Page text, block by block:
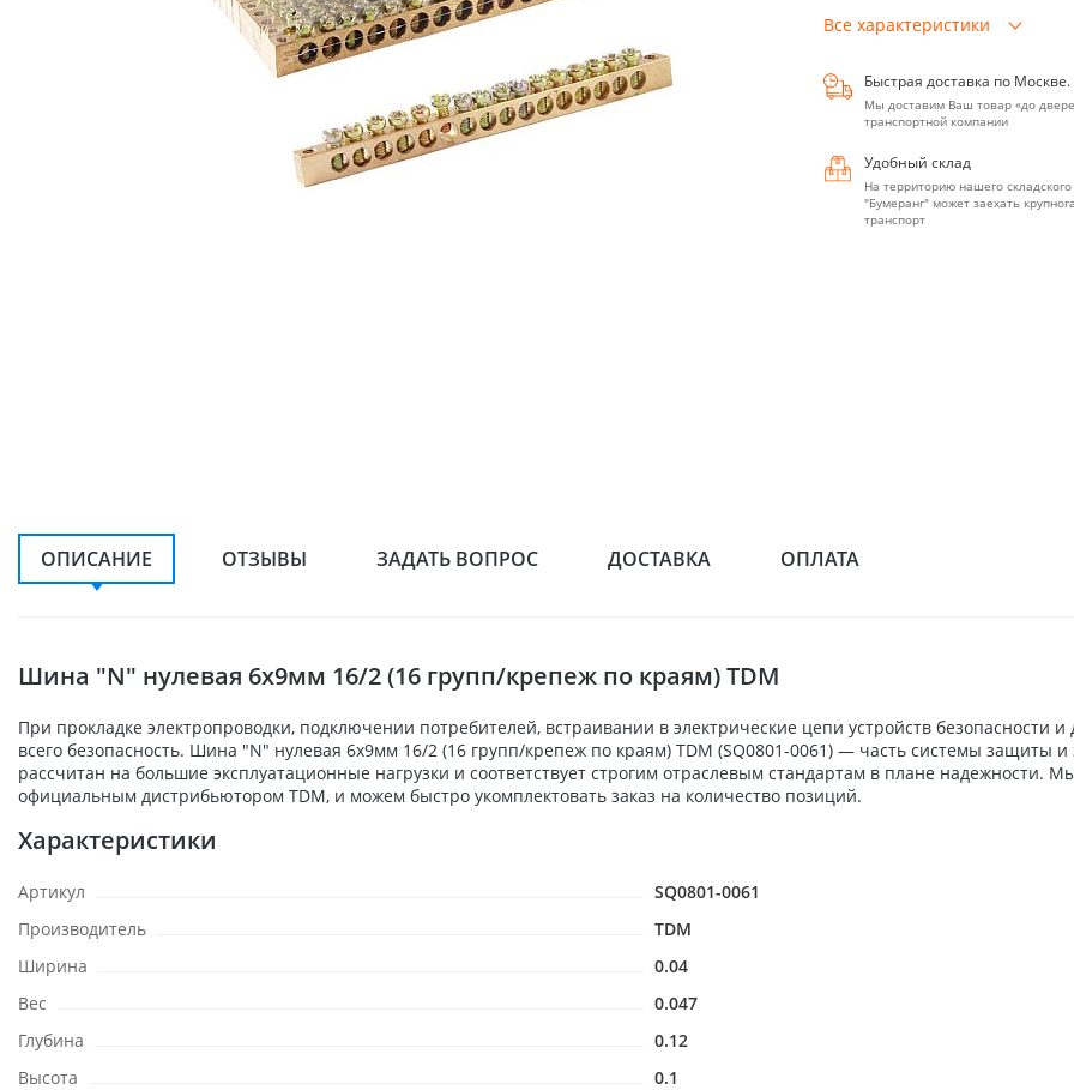
Все характеристики
Быстрая доставка по Москве.
Мы доставим Ваш товар «до
транспортной компании
Удобный склад
На территорию нашего
"Бумеранг" может заехать
транспорт
ОПИСАНИЕ ОТЗЫВЫ ЗАДАТЬ ВОПРОС ДОСТАВКА ОПЛАТА
Шина "N" нулевая 6х9мм 16/2 (16 групп/крепеж по краям) TDM
При прокладке электропроводки, подключении потребителей, встраивании в электрические цепи устройств
всего безопасность. Шина "N" нулевая 6х9мм 16/2 (16 групп/крепеж по краям) TDM (SQ0801-0061) — часть системы защиты
рассчитан на большие эксплуатационные нагрузки и соответствует строгим отраслевым стандартам в плане надежности.
официальным дистрибьютором TDM, и можем быстро укомплектовать заказ на количество позиций.
Характеристики
Артикул
SQ0801-0061
Производитель
TDM
Ширина
0.04
Вес
0.047
Глубина
0.12
Высота
0.1